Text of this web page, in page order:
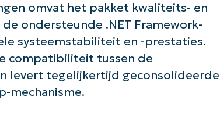
omvat het pakket kwaliteits- en
ondersteunde .NET Framework-
systeemstabiliteit en -prestaties.
compatibiliteit tussen de
levert tegelijkertijd geconsolideerde
mechanisme.
Phone
number*
Land
Company